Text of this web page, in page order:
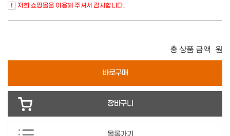
저희 쇼핑몰을 이용해 주셔서 감사합니다.
총 상품 금액 원
바로구매
장바구니